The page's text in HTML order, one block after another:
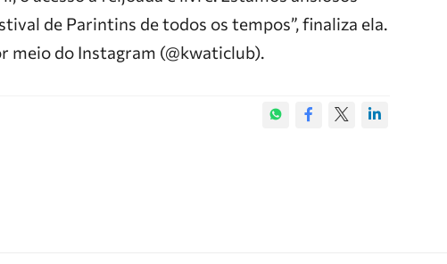
de Parintins de todos os tempos”, finaliza ela.
meio do Instagram (@kwaticlub).